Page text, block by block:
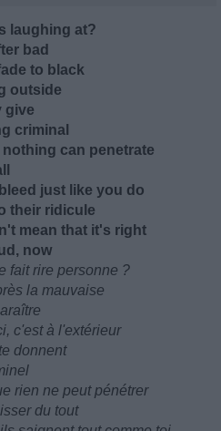
laughing at?
bad
to black
outside
give
criminal
can penetrate
just like you do
their ridicule
mean that it's right
now
fait rire personne ?
la mauvaise
c'est à l'extérieur
donnent
rien ne peut pénétrer
du tout